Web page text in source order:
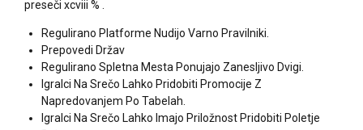
preseči xcviii % .
Regulirano Platforme Nudijo Varno Pravilniki.
Prepovedi Držav
Regulirano Spletna Mesta Ponujajo Zanesljivo Dvigi.
Igralci Na Srečo Lahko Pridobiti Promocije Z
Napredovanjem Po Tabelah.
Igralci Na Srečo Lahko Imajo Priložnost Pridobiti Poletje